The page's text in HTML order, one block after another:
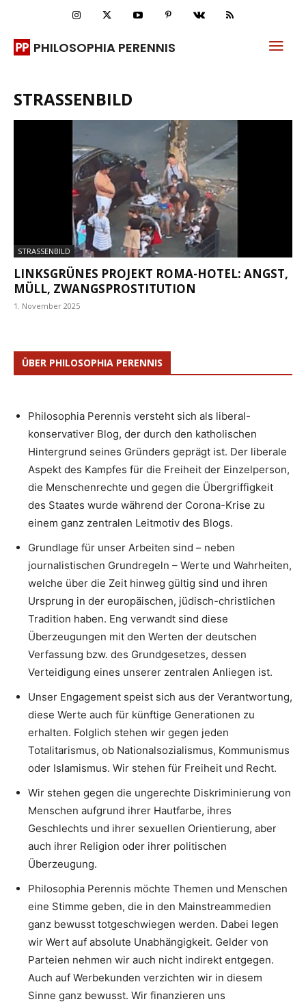
PHILOSOPHIA PERENNIS
STRASSENBILD
STRASSENBILD
LINKSGRÜNES PROJEKT ROMA-HOTEL: ANGST,
MÜLL, ZWANGSPROSTITUTION
1. November 2025
ÜBER PHILOSOPHIA PERENNIS
Philosophia Perennis versteht sich als liberal-
konservativer Blog, der durch den katholischen
Hintergrund seines Gründers geprägt ist. Der liberale
Aspekt des Kampfes für die Freiheit der Einzelperson,
die Menschenrechte und gegen die Übergriffigkeit
des Staates wurde während der Corona-Krise zu
einem ganz zentralen Leitmotiv des Blogs.
Grundlage für unser Arbeiten sind – neben
journalistischen Grundregeln – Werte und Wahrheiten,
welche über die Zeit hinweg gültig sind und ihren
Ursprung in der europäischen, jüdisch-christlichen
Tradition haben. Eng verwandt sind diese
Überzeugungen mit den Werten der deutschen
Verfassung bzw. des Grundgesetzes, dessen
Verteidigung eines unserer zentralen Anliegen ist.
Unser Engagement speist sich aus der Verantwortung,
diese Werte auch für künftige Generationen zu
erhalten. Folglich stehen wir gegen jeden
Totalitarismus, ob Nationalsozialismus, Kommunismus
oder Islamismus. Wir stehen für Freiheit und Recht.
Wir stehen gegen die ungerechte Diskriminierung von
Menschen aufgrund ihrer Hautfarbe, ihres
Geschlechts und ihrer sexuellen Orientierung, aber
auch ihrer Religion oder ihrer politischen
Überzeugung.
Philosophia Perennis möchte Themen und Menschen
eine Stimme geben, die in den Mainstreammedien
ganz bewusst totgeschwiegen werden. Dabei legen
wir Wert auf absolute Unabhängigkeit. Gelder von
Parteien nehmen wir auch nicht indirekt entgegen.
Auch auf Werbekunden verzichten wir in diesem
Sinne ganz bewusst. Wir finanzieren uns